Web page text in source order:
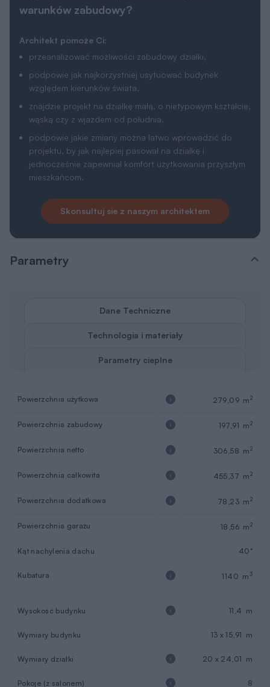
warunków zabudowy?
Architekt pomoże Ci:
przeanalizować możliwości zabudowy działki,
podpowie jak najkorzystniej usytuować budynek
względem kierunków świata,
znajdzie projekt na działkę małą, o nietypowym kształcie,
wąską czy z wjazdem od południa,
podpowie jakie zmiany można łatwo wprowadzić do
projektu, by jak najlepiej pasował na działkę i
jednocześnie zapewniał komfort użytkowania przyszłym
mieszkańcom.
Skonsultuj sie z naszym architektem
Parametry
Dane Techniczne
Technologia i materiały
Parametry cieplne
Powierzchnia użytkowa 279,09 m2
Powierzchnia zabudowy 197,91 m2
Powierzchnia netto 306,58 m2
Powierzchnia całkowita 455,37 m2
Powierzchnia dodatkowa 78,23 m2
Powierzchnia garażu 18,56 m2
Kąt nachylenia dachu 40°
Kubatura 1140 m3
Wysokość budynku 11,4 m
Wymiary budynku 13 x 15,91 m
Wymiary działki 20 x 24,01 m
Pokoje (z salonem) 8